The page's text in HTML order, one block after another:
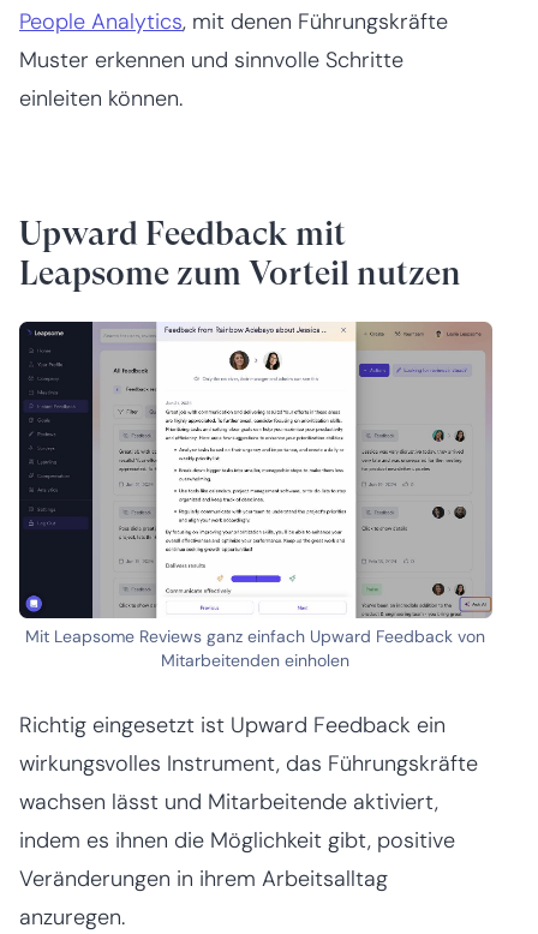
People Analytics, mit denen Führungskräfte
Muster erkennen und sinnvolle Schritte
einleiten können.
Upward Feedback mit
Leapsome zum Vorteil nutzen
Mit Leapsome Reviews ganz einfach Upward Feedback von
Mitarbeitenden einholen
Richtig eingesetzt ist Upward Feedback ein
wirkungsvolles Instrument, das Führungskräfte
wachsen lässt und Mitarbeitende aktiviert,
indem es ihnen die Möglichkeit gibt, positive
Veränderungen in ihrem Arbeitsalltag
anzuregen.